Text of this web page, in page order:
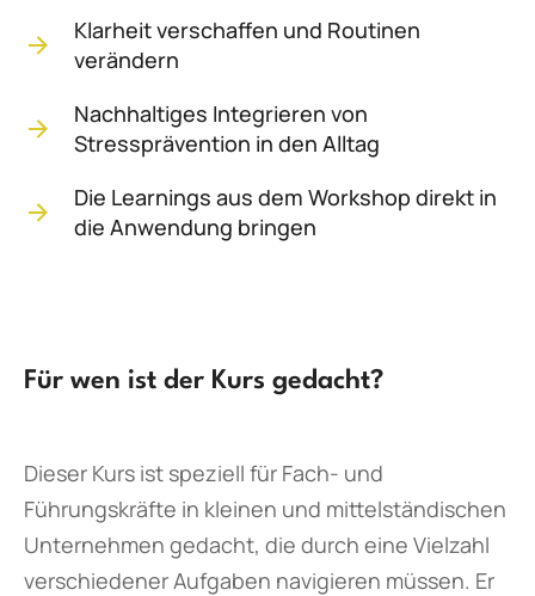
Klarheit verschaffen und Routinen
verändern
Nachhaltiges Integrieren von
Stressprävention in den Alltag
Die Learnings aus dem Workshop direkt in
die Anwendung bringen
Für wen ist der Kurs gedacht?
Dieser Kurs ist speziell für Fach- und
Führungskräfte in kleinen und mittelständischen
Unternehmen gedacht, die durch eine Vielzahl
verschiedener Aufgaben navigieren müssen. Er